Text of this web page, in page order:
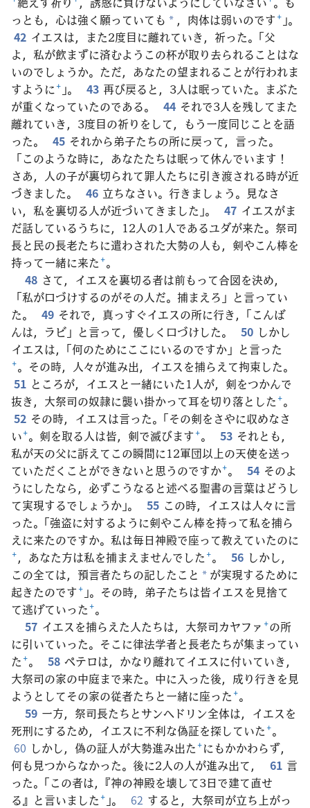
っとも，心は強く願っていても * ，肉体は弱いのです+ 」。
42 イエスは，また2度目に離れていき，祈った。「父
よ，私が飲まずに済むようこの杯が取り去られることはな
いのでしょうか。ただ，あなたの望まれることが行われま
すように+ 」。 43 再び戻ると，3人は眠っていた。まぶた
が重くなっていたのである。
44 それで3人を残してまた
離れていき，3度目の祈りをして，もう一度同じことを語
った。
45 それから弟子たちの所に戻って，言った。
「このような時に，あなたたちは眠って休んでいます！
さあ，人の子が裏切られて罪人たちに引き渡される時が近
づきました。
46 立ちなさい。行きましょう。見なさ
い，私を裏切る人が近づいてきました」。
47 イエスがま
だ話しているうちに，12人の1人であるユダが来た。祭司
長と民の長老たちに遣わされた大勢の人も，剣やこん棒を
持って一緒に来た+。
48 さて，イエスを裏切る者は前もって合図を決め，
「私が口づけするのがその人だ。捕まえろ」と言ってい
た。
49 それで，真っすぐイエスの所に行き，「こんば
んは，ラビ」と言って，優しく口づけした。
50 しかし
イエスは，「何のためにここにいるのですか」と言った
+。その時，人々が進み出，イエスを捕らえて拘束した。
51 ところが，イエスと一緒にいた1人が，剣をつかんで
抜き，大祭司の奴隷に襲い掛かって耳を切り落とした+。
52 その時，イエスは言った。「その剣をさやに収めなさ
い+。剣を取る人は皆，剣で滅びます+。 53 それとも，
私が天の父に訴えてこの瞬間に12軍団以上の天使を送っ
ていただくことができないと思うのですか+。 54 そのよ
うにしたなら，必ずこうなると述べる聖書の言葉はどうし
て実現するでしょうか」。
55 この時，イエスは人々に言
った。「強盗に対するように剣やこん棒を持って私を捕ら
えに来たのですか。私は毎日神殿で座って教えていたのに
+，あなた方は私を捕まえませんでした+。 56 しかし，
この全ては，預言者たちの記したこと * が実現するために
起きたのです+ 」。その時，弟子たちは皆イエスを見捨て
て逃げていった+。
57 イエスを捕らえた人たちは，大祭司カヤファ +の所
に引いていった。そこに律法学者と長老たちが集まってい
た+。 58 ペテロは，かなり離れてイエスに付いていき，
大祭司の家の中庭まで来た。中に入った後，成り行きを見
ようとしてその家の従者たちと一緒に座った+。
59 一方，祭司長たちとサンヘドリン全体は，イエスを
死刑にするため，イエスに不利な偽証を探していた+。
60 しかし，偽の証人が大勢進み出た+にもかかわらず，
何も見つからなかった。後に2人の人が進み出て，
61 言
った。「この者は，『神の神殿を壊して3日で建て直せ
る』と言いました+ 」。 62 すると，大祭司が立ち上がっ